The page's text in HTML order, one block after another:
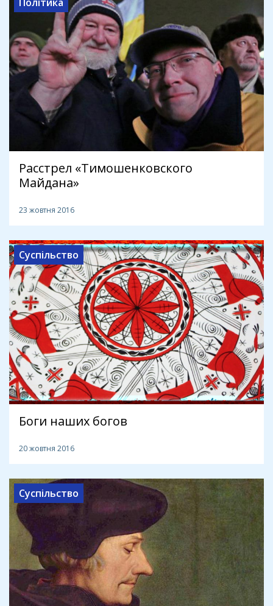
Расстрел «Тимошенковского
Майдана»
23 жовтня 2016
Суспільство
Боги наших богов
20 жовтня 2016
Суспільство